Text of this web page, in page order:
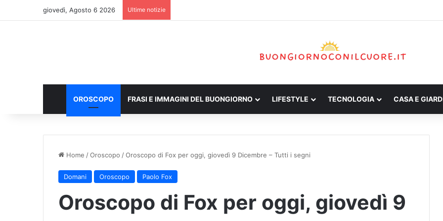
giovedì, Agosto 6 2026 Ultime notizie
OROSCOPO FRASI E IMMAGINI DEL BUONGIORNO LIFESTYLE TECNOLOGIA CASA E
Home /Oroscopo /Oroscopo di Fox per oggi, giovedì 9 Dicembre – Tutti i segni
Domani Oroscopo Paolo Fox
Oroscopo di Fox per oggi, giovedì 9